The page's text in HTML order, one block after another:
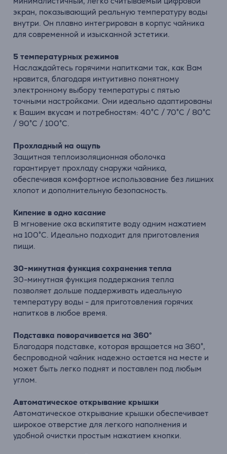
экран, показывающий реальную температуру воды
внутри. Он плавно интегрирован в корпус чайника
для современной и изысканной эстетики.
5 температурных режимов
Наслаждайтесь горячими напитками так, как Вам
нравится, благодаря интуитивно понятному
электронному выбору температуры с пятью
точными настройками. Они идеально адаптированы
к Вашим вкусам и потребностям: 40°C / 70°C / 80°C
/ 90°C / 100°C.
Прохладный на ощупь
Защитная теплоизоляционная оболочка
гарантирует прохладу снаружи чайника,
обеспечивая комфортное использование без лишних
хлопот и дополнительную безопасность.
Кипение в одно касание
В мгновение ока вскипятите воду одним нажатием
на 100°C. Идеально подходит для приготовления
пищи.
30-минутная функция сохранения тепла
30-минутная функция поддержания тепла
позволяет дольше поддерживать идеальную
температуру воды - для приготовления горячих
напитков в любое время.
Подставка поворачивается на 360°
Благодаря подставке, которая вращается на 360°,
беспроводной чайник надежно остается на месте и
может быть легко поднят и поставлен под любым
углом.
Автоматическое открывание крышки
Автоматическое открывание крышки обеспечивает
широкое отверстие для легкого наполнения и
удобной очистки простым нажатием кнопки.